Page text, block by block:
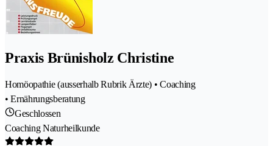
Praxis Brünisholz Christine
Homöopathie (ausserhalb Rubrik Ärzte) • Coaching
• Ernährungsberatung
Geschlossen
Coaching Naturheilkunde